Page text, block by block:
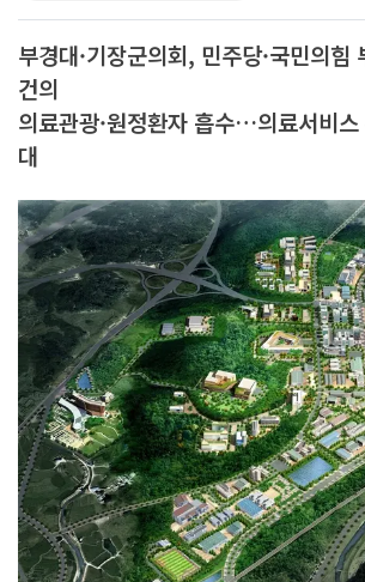
부경대·기장군의회, 민주당·국민의힘
건의
의료관광·원정환자 흡수…의료서비
대